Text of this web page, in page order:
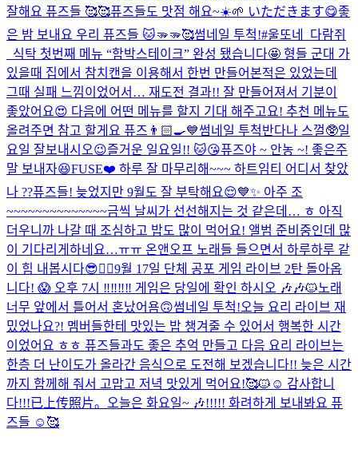
잘해요 퓨즈들 🥰🥰퓨즈들도 맛점 해요~☀️🌱 いただきます😋좋
은 밤 보내요 우리 퓨즈들 🐱🫳🫳🥰썸네일 투척!#울또네_다람쥐
_식탁 첫번째 메뉴 “함박스테이크” 완성 됐습니다🤩 형들 군대 가
있을때 집에서 참치캔을 이용해서 한번 만들어본적은 있었는데
그때 실패 느낌이었어서… 재도전 결과!! 잘 만들어져서 기분이
좋았어요😍 다음에 어떤 메뉴를 할지 기대 해주고요! 추천 메뉴도
올려주면 참고 할게요 퓨즈👨🏻‍🍳💙썸네일 투척반다나 스껄🥸일
요일 잘보내시오😉즐거운 일요일!! 🐱😘퓨즈야 ~ 안농 ~! 좋은주
말 보내자😆FUSE❤️ 하루 잘 마무리해~~~ 하트임티 어디서 찾았
나 ??퓨즈들! 늦었지만 9월도 잘 부탁해요😌💙✨ 아주 조
~~~~~~~~~~~~~~금씩 날씨가 선선해지는 것 같은데… ㅎ 아직
더우니까 나갈 때 조심하고 밥도 많이 먹어요! 앨범 준비중인데 많
이 기다리게하네요…ㅠㅠ 온앤오프 노래들 들으면서 하루하루 같
이 힘 내봅시다😎❤️‍🔥9월 17일 단체 공포 게임 라이브 2탄 돌아옵
니다! 😱 오후 7시 ‼️‼️‼️‼️ 게임은 당일에 확인 하시오 🎶🎶🐱노래
너무 앞에서 틀어서 혼났어욤🙃썸네일 투척!오늘 요리 라이브 재
밌었나요?! 멤버들한테 맛있는 밥 챙겨줄 수 있어서 행복한 시간
이었어요 ㅎㅎ 퓨즈들과도 좋은 추억 만들고 다음 요리 라이브는
한층 더 난이도가 올라간 음식으로 도전해 보겠습니다!! 늦은 시간
까지 함께해 줘서 고맙고 저녁 맛있게 먹어요!🥰🐱☺️ 감사합니
다!!!已上传照片。
오늘은 화요일~ 🎶!!!!! 화려하게 보내봐요 퓨
즈들 ☺️🥰